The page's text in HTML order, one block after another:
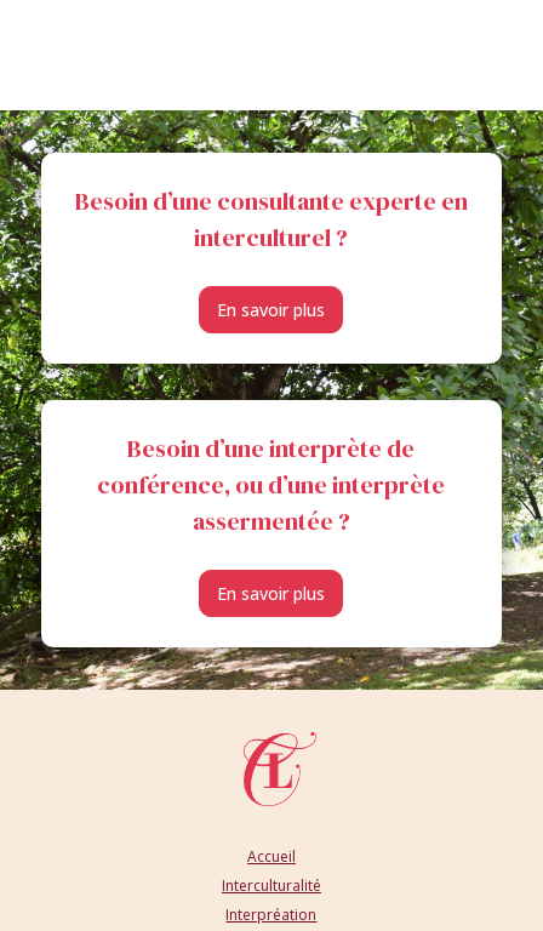
Besoin d’une consultante experte en
interculturel ?
En savoir plus
Besoin d’une interprète de
conférence, ou d’une interprète
assermentée ?
En savoir plus
Accueil
Interculturalité
Interpréation